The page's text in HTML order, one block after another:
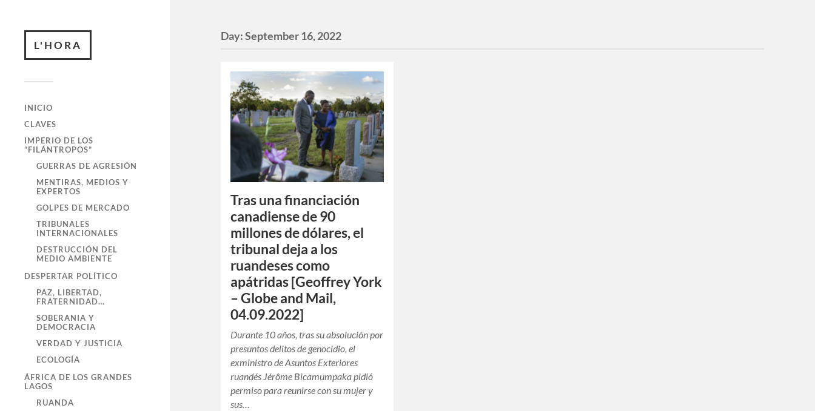
L'HORA
INICIO
CLAVES
IMPERIO DE LOS
“FILÁNTROPOS”
GUERRAS DE AGRESIÓN
MENTIRAS, MEDIOS Y
EXPERTOS
GOLPES DE MERCADO
TRIBUNALES
INTERNACIONALES
DESTRUCCIÓN DEL
MEDIO AMBIENTE
DESPERTAR POLÍTICO
PAZ, LIBERTAD,
FRATERNIDAD…
SOBERANIA Y
DEMOCRACIA
VERDAD Y JUSTICIA
ECOLOGÍA
ÁFRICA DE LOS GRANDES
LAGOS
RUANDA
Day:September 16, 2022
Tras una financiación
canadiense de 90
millones de dólares, el
tribunal deja a los
ruandeses como
apátridas [Geoffrey York
– Globe and Mail,
04.09.2022]
Durante 10 años, tras su absolución por
presuntos delitos de genocidio, el
exministro de Asuntos Exteriores
ruandés Jérôme Bicamumpaka pidió
permiso para reunirse con su mujer y
sus…